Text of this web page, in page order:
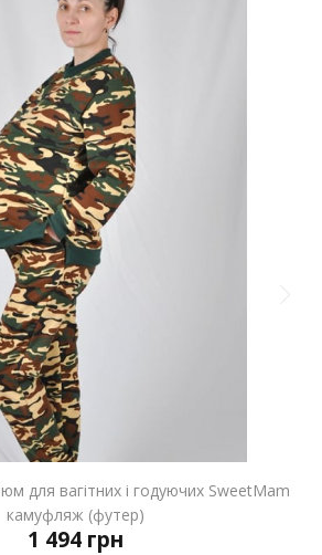
для вагітних і годуючих SweetMam
камуфляж (футер)
1 494 грн